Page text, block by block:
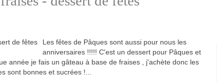
Les fêtes de Pâques sont aussi pour nous les
anniversaires !!!!! C'est un dessert pour Pâques et
année je fais un gâteau à base de fraises , j'achète donc les
sont bonnes et sucrées !...